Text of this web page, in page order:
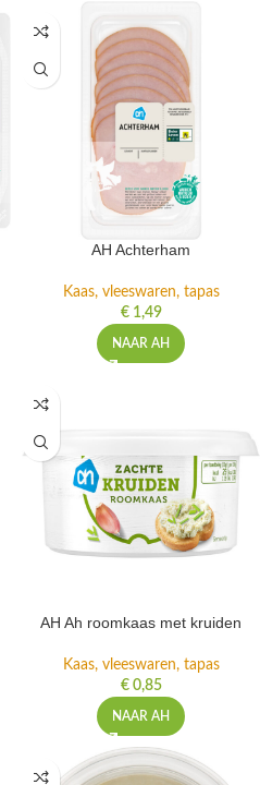
AH Achterham
Kaas, vleeswaren, tapas
€1,49
NAAR AH
AH Ah roomkaas met kruiden
Kaas, vleeswaren, tapas
€0,85
NAAR AH